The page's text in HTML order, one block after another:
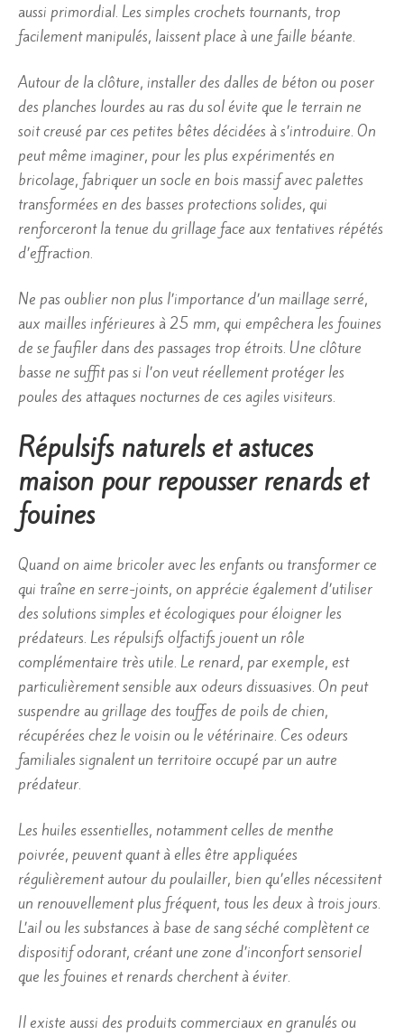
aussi primordial. Les simples crochets tournants, trop
facilement manipulés, laissent place à une faille béante.
Autour de la clôture, installer des dalles de béton ou poser
des planches lourdes au ras du sol évite que le terrain ne
soit creusé par ces petites bêtes décidées à s’introduire. On
peut même imaginer, pour les plus expérimentés en
bricolage, fabriquer un socle en bois massif avec palettes
transformées en des basses protections solides, qui
renforceront la tenue du grillage face aux tentatives répétés
d’effraction.
Ne pas oublier non plus l’importance d’un maillage serré,
aux mailles inférieures à 25 mm, qui empêchera les fouines
de se faufiler dans des passages trop étroits. Une clôture
basse ne suffit pas si l’on veut réellement protéger les
poules des attaques nocturnes de ces agiles visiteurs.
Répulsifs naturels et astuces
maison pour repousser renards et
fouines
Quand on aime bricoler avec les enfants ou transformer ce
qui traîne en serre-joints, on apprécie également d’utiliser
des solutions simples et écologiques pour éloigner les
prédateurs. Les répulsifs olfactifs jouent un rôle
complémentaire très utile. Le renard, par exemple, est
particulièrement sensible aux odeurs dissuasives. On peut
suspendre au grillage des touffes de poils de chien,
récupérées chez le voisin ou le vétérinaire. Ces odeurs
familiales signalent un territoire occupé par un autre
prédateur.
Les huiles essentielles, notamment celles de menthe
poivrée, peuvent quant à elles être appliquées
régulièrement autour du poulailler, bien qu’elles nécessitent
un renouvellement plus fréquent, tous les deux à trois jours.
L’ail ou les substances à base de sang séché complètent ce
dispositif odorant, créant une zone d’inconfort sensoriel
que les fouines et renards cherchent à éviter.
Il existe aussi des produits commerciaux en granulés ou